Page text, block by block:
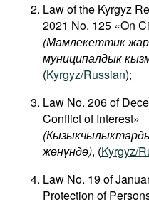
Law of the Kyrgyz
2021 No. 125 «On
(Мамлекеттик
муниципалдык
(Kyrgyz/Russian);
Law No. 206 of
Conflict of Interest»
(
жөнүндө), (Kyrgyz/
Law No. 19 of
Protection of